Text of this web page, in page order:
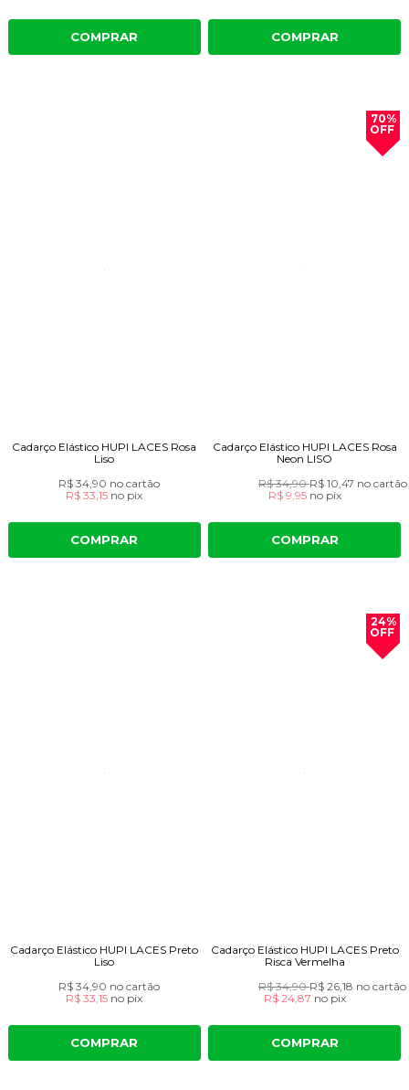
COMPRAR COMPRAR
Cadarço Elástico HUPI LACES Rosa
Liso
R$ 34,90 no cartão
R$ 33,15 no pix
COMPRAR
70%
OFF
Cadarço Elástico HUPI LACES Rosa
Neon LISO
R$ 34,90R$ 10,47 no cartão
R$ 9,95 no pix
COMPRAR
Cadarço Elástico HUPI LACES Preto
Liso
R$ 34,90 no cartão
R$ 33,15 no pix
COMPRAR
24%
OFF
Cadarço Elástico HUPI LACES Preto
Risca Vermelha
R$ 34,90R$ 26,18 no cartão
R$ 24,87 no pix
COMPRAR